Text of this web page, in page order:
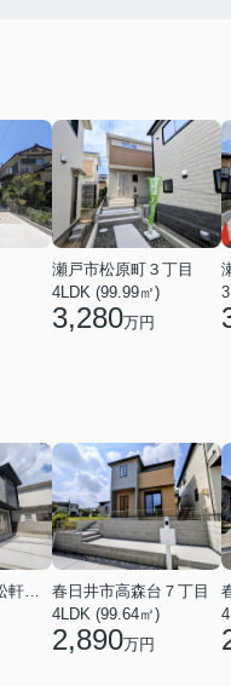
瀬戸市松原町３丁目
4LDK (99.99㎡)
3,280万円
名古屋市千種区松軒２丁目
春日井市高森台７丁目
4LDK (99.64㎡)
2,890万円